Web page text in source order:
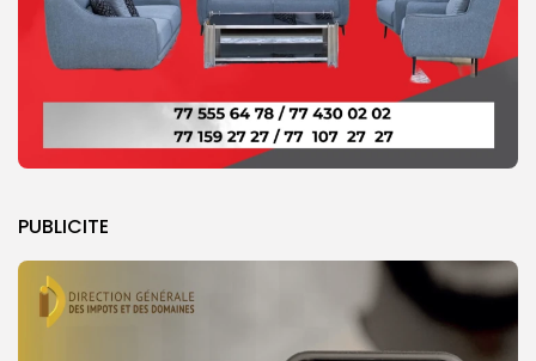
PUBLICITE